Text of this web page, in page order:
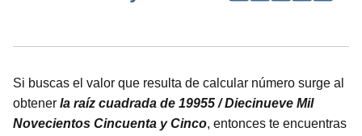
Si buscas el valor que resulta de calcular número surge al
obtener la raíz cuadrada de 19955 / Diecinueve Mil
Novecientos Cincuenta y Cinco, entonces te encuentras